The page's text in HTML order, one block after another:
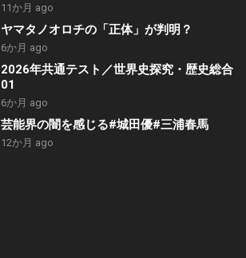
11か月 ago
ヤマタノオロチの「正体」が判明？
6か月 ago
2026年共通テスト／世界史探究・歴史総合
01
6か月 ago
芸能界の闇を感じる#城田優#三浦春馬
12か月 ago